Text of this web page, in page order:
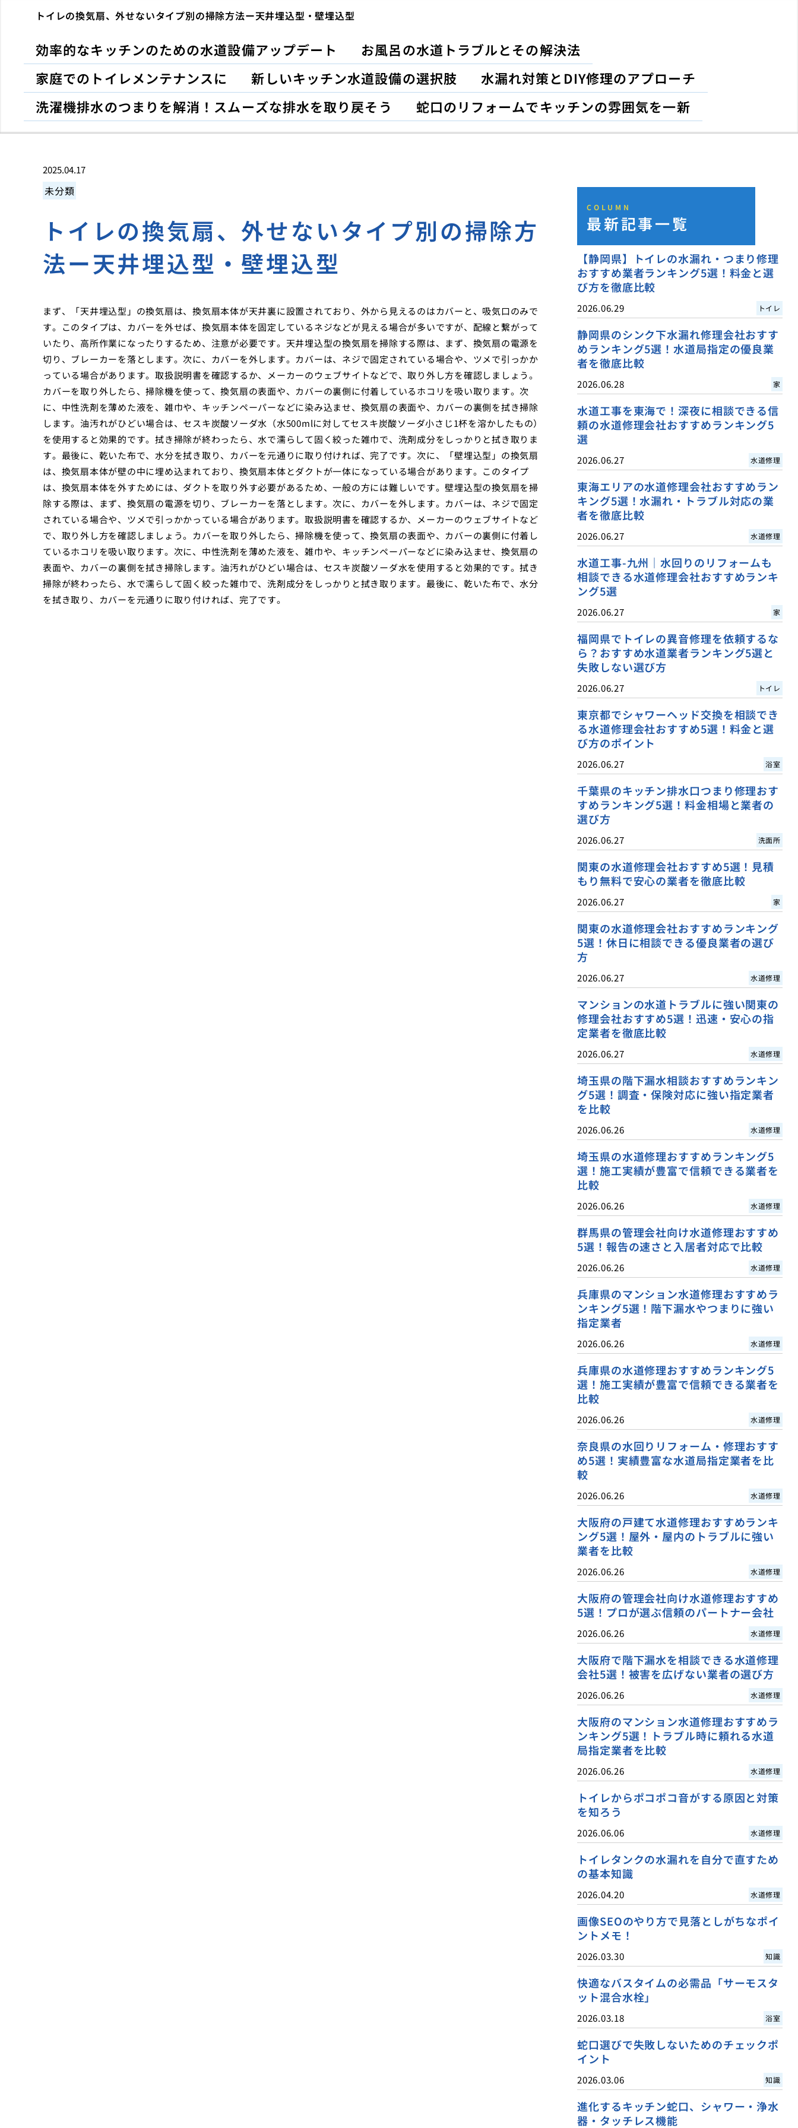
トイレの換気扇、外せないタイプ別の掃除方法ー天井埋込型・壁埋込型
効率的なキッチンのための水道設備アップデート
お風呂の水道トラブルとその解決法
家庭でのトイレメンテナンスに
新しいキッチン水道設備の選択肢
水漏れ対策とDIY修理のアプローチ
洗濯機排水のつまりを解消！スムーズな排水を取り戻そう
蛇口のリフォームでキッチンの雰囲気を一新
2025.04.17
未分類
トイレの換気扇、外せないタイプ別の掃除方
法ー天井埋込型・壁埋込型
まず、「天井埋込型」の換気扇は、換気扇本体が天井裏に設置されており、外から見えるのはカバーと、吸気口のみで
す。このタイプは、カバーを外せば、換気扇本体を固定しているネジなどが見える場合が多いですが、配線と繋がって
いたり、高所作業になったりするため、注意が必要です。天井埋込型の換気扇を掃除する際は、まず、換気扇の電源を
切り、ブレーカーを落とします。次に、カバーを外します。カバーは、ネジで固定されている場合や、ツメで引っかか
っている場合があります。取扱説明書を確認するか、メーカーのウェブサイトなどで、取り外し方を確認しましょう。
カバーを取り外したら、掃除機を使って、換気扇の表面や、カバーの裏側に付着しているホコリを吸い取ります。次
に、中性洗剤を薄めた液を、雑巾や、キッチンペーパーなどに染み込ませ、換気扇の表面や、カバーの裏側を拭き掃除
します。油汚れがひどい場合は、セスキ炭酸ソーダ水（水500mlに対してセスキ炭酸ソーダ小さじ1杯を溶かしたもの）
を使用すると効果的です。拭き掃除が終わったら、水で濡らして固く絞った雑巾で、洗剤成分をしっかりと拭き取りま
す。最後に、乾いた布で、水分を拭き取り、カバーを元通りに取り付ければ、完了です。次に、「壁埋込型」の換気扇
は、換気扇本体が壁の中に埋め込まれており、換気扇本体とダクトが一体になっている場合があります。このタイプ
は、換気扇本体を外すためには、ダクトを取り外す必要があるため、一般の方には難しいです。壁埋込型の換気扇を掃
除する際は、まず、換気扇の電源を切り、ブレーカーを落とします。次に、カバーを外します。カバーは、ネジで固定
されている場合や、ツメで引っかかっている場合があります。取扱説明書を確認するか、メーカーのウェブサイトなど
で、取り外し方を確認しましょう。カバーを取り外したら、掃除機を使って、換気扇の表面や、カバーの裏側に付着し
ているホコリを吸い取ります。次に、中性洗剤を薄めた液を、雑巾や、キッチンペーパーなどに染み込ませ、換気扇の
表面や、カバーの裏側を拭き掃除します。油汚れがひどい場合は、セスキ炭酸ソーダ水を使用すると効果的です。拭き
掃除が終わったら、水で濡らして固く絞った雑巾で、洗剤成分をしっかりと拭き取ります。最後に、乾いた布で、水分
を拭き取り、カバーを元通りに取り付ければ、完了です。
COLUMN
最新記事一覧
【静岡県】トイレの水漏れ・つまり修理
おすすめ業者ランキング5選！料金と選
び方を徹底比較
2026.06.29 トイレ
静岡県のシンク下水漏れ修理会社おすす
めランキング5選！水道局指定の優良業
者を徹底比較
2026.06.28 家
水道工事を東海で！深夜に相談できる信
頼の水道修理会社おすすめランキング5
選
2026.06.27 水道修理
東海エリアの水道修理会社おすすめラン
キング5選！水漏れ・トラブル対応の業
者を徹底比較
2026.06.27 水道修理
水道工事-九州｜水回りのリフォームも
相談できる水道修理会社おすすめランキ
ング5選
2026.06.27 家
福岡県でトイレの異音修理を依頼するな
ら？おすすめ水道業者ランキング5選と
失敗しない選び方
2026.06.27 トイレ
東京都でシャワーヘッド交換を相談でき
る水道修理会社おすすめ5選！料金と選
び方のポイント
2026.06.27 浴室
千葉県のキッチン排水口つまり修理おす
すめランキング5選！料金相場と業者の
選び方
2026.06.27 洗面所
関東の水道修理会社おすすめ5選！見積
もり無料で安心の業者を徹底比較
2026.06.27 家
関東の水道修理会社おすすめランキング
5選！休日に相談できる優良業者の選び
方
2026.06.27 水道修理
マンションの水道トラブルに強い関東の
修理会社おすすめ5選！迅速・安心の指
定業者を徹底比較
2026.06.27 水道修理
埼玉県の階下漏水相談おすすめランキン
グ5選！調査・保険対応に強い指定業者
を比較
2026.06.26 水道修理
埼玉県の水道修理おすすめランキング5
選！施工実績が豊富で信頼できる業者を
比較
2026.06.26 水道修理
群馬県の管理会社向け水道修理おすすめ
5選！報告の速さと入居者対応で比較
2026.06.26 水道修理
兵庫県のマンション水道修理おすすめラ
ンキング5選！階下漏水やつまりに強い
指定業者
2026.06.26 水道修理
兵庫県の水道修理おすすめランキング5
選！施工実績が豊富で信頼できる業者を
比較
2026.06.26 水道修理
奈良県の水回りリフォーム・修理おすす
め5選！実績豊富な水道局指定業者を比
較
2026.06.26 水道修理
大阪府の戸建て水道修理おすすめランキ
ング5選！屋外・屋内のトラブルに強い
業者を比較
2026.06.26 水道修理
大阪府の管理会社向け水道修理おすすめ
5選！プロが選ぶ信頼のパートナー会社
2026.06.26 水道修理
大阪府で階下漏水を相談できる水道修理
会社5選！被害を広げない業者の選び方
2026.06.26 水道修理
大阪府のマンション水道修理おすすめラ
ンキング5選！トラブル時に頼れる水道
局指定業者を比較
2026.06.26 水道修理
トイレからポコポコ音がする原因と対策
を知ろう
2026.06.06 水道修理
トイレタンクの水漏れを自分で直すため
の基本知識
2026.04.20 水道修理
画像SEOのやり方で見落としがちなポイ
ントメモ！
2026.03.30 知識
快適なバスタイムの必需品「サーモスタ
ット混合水栓」
2026.03.18 浴室
蛇口選びで失敗しないためのチェックポ
イント
2026.03.06 知識
進化するキッチン蛇口、シャワー・浄水
器・タッチレス機能